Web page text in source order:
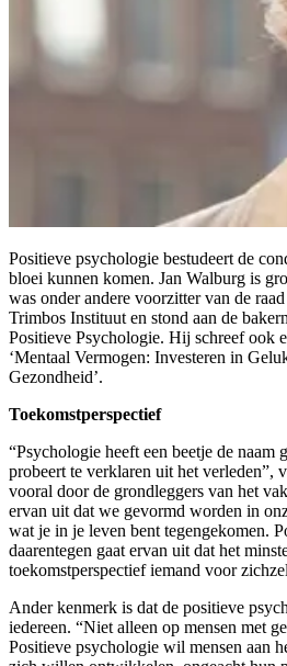
Positieve psychologie bestudeert de
bloei kunnen komen. Jan Walburg is
was onder andere voorzitter van de
Trimbos Instituut en stond aan de
Positieve Psychologie. Hij schreef ook
‘Mentaal Vermogen: Investeren in
Gezondheid’.
Toekomstperspectief
“Psychologie heeft een beetje de naam
probeert te verklaren uit het verleden”,
vooral door de grondleggers van het
ervan uit dat we gevormd worden in
wat je in je leven bent tegengekomen.
daarentegen gaat ervan uit dat het
toekomstperspectief iemand voor
Ander kenmerk is dat de positieve
iedereen. “Niet alleen op mensen met
Positieve psychologie wil mensen aan